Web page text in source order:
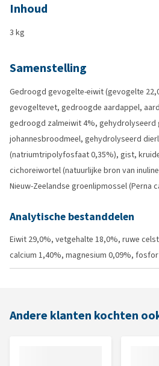
Inhoud
3 kg
Samenstelling
Gedroogd gevogelte-eiwit (gevogelte
gevogeltevet, gedroogde aardappel,
gedroogd zalmeiwit 4%, gehydrolyseerd
johannesbroodmeel, gehydrolyseerd
(natriumtripolyfosfaat 0,35%), gist,
cichoreiwortel (natuurlijke bron van
Nieuw-Zeelandse groenlipmossel (Perna
Analytische bestanddelen
Eiwit 29,0%, vetgehalte 18,0%, ruwe
calcium 1,40%, magnesium 0,09%,
Andere klanten kochten